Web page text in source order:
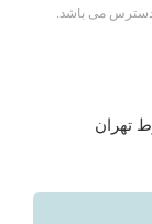
تهران